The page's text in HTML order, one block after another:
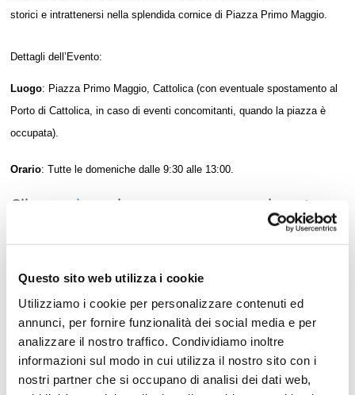
Questo sito web utilizza i cookie
Utilizziamo i cookie per personalizzare contenuti ed
annunci, per fornire funzionalità dei social media e per
analizzare il nostro traffico. Condividiamo inoltre
informazioni sul modo in cui utilizza il nostro sito con i
nostri partner che si occupano di analisi dei dati web,
storici e intrattenersi nella splendida cornice di Piazza Primo Maggio.
Dettagli dell’Evento:
Luogo: Piazza Primo Maggio, Cattolica (con eventuale spostamento al
Porto di Cattolica, in caso di eventi concomitanti, quando la piazza è
occupata).
Orario: Tutte le domeniche dalle 9:30 alle 13:00.
Clicca qui per rimanere sempre aggiornato
Data:Tutte le domeniche, dal 3
novembre 2024 al 25 maggio 2025
Orario:dalle ore 9:30 alle ore 13:00